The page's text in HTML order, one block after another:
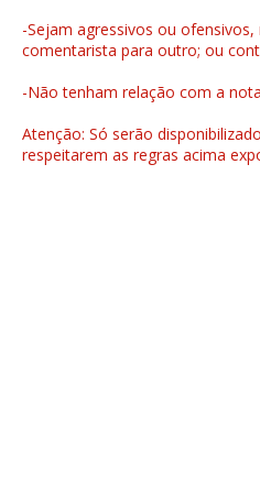
-Sejam agressivos ou
comentarista para outro; ou
-Não tenham relação com a
Atenção: Só serão
respeitarem as regras acima